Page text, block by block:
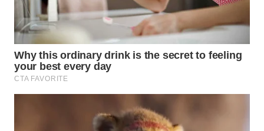
KARO
WN
SIMALUNGUN